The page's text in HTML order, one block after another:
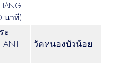
นาที)
ะ
วัดหนองบัวน้อย